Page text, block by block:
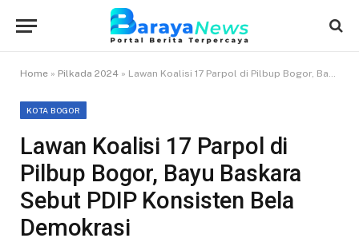
Home » Pilkada 2024 » Lawan Koalisi 17 Parpol di Pilbup Bogor, Bayu Baskara Sebut PDIP Konsisten Bela Demokrasi
KOTA BOGOR
Lawan Koalisi 17 Parpol di
Pilbup Bogor, Bayu Baskara
Sebut PDIP Konsisten Bela
Demokrasi